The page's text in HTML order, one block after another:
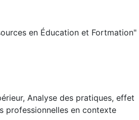
en Éducation et Fortmation"
Analyse des pratiques, effet
professionnelles en contexte